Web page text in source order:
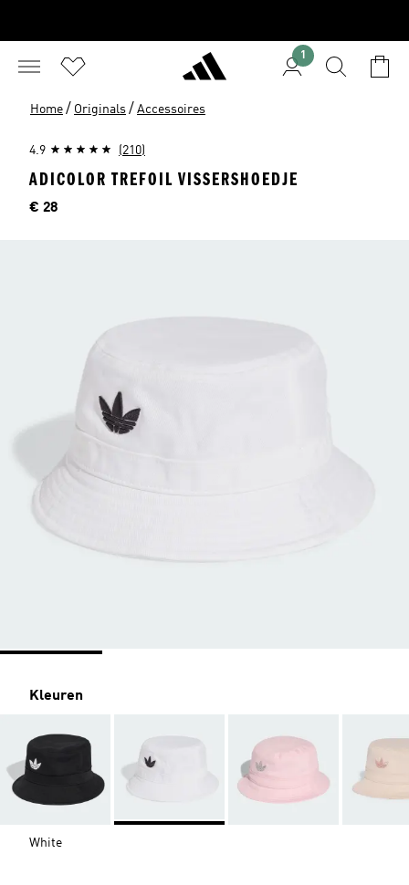
1
Home / Originals / Accessoires
4.9 (210)
ADICOLOR TREFOIL VISSERSHOEDJE
Prijs
€ 28
Kleuren
White